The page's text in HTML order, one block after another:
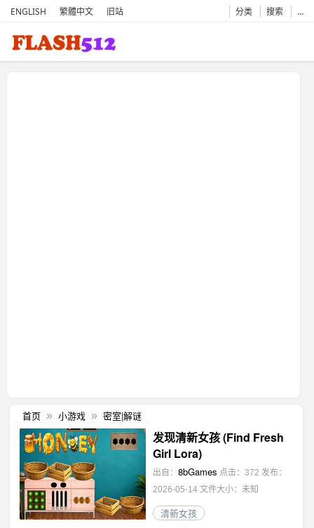
ENGLISH 繁體中文 旧站 分类 搜索 …
首页 » 小游戏 » 密室|解谜
发现清新女孩 (Find Fresh
Girl Lora)
出自： 8bGames 点击：372 发布：
2026-05-14 文件大小：未知
清新女孩